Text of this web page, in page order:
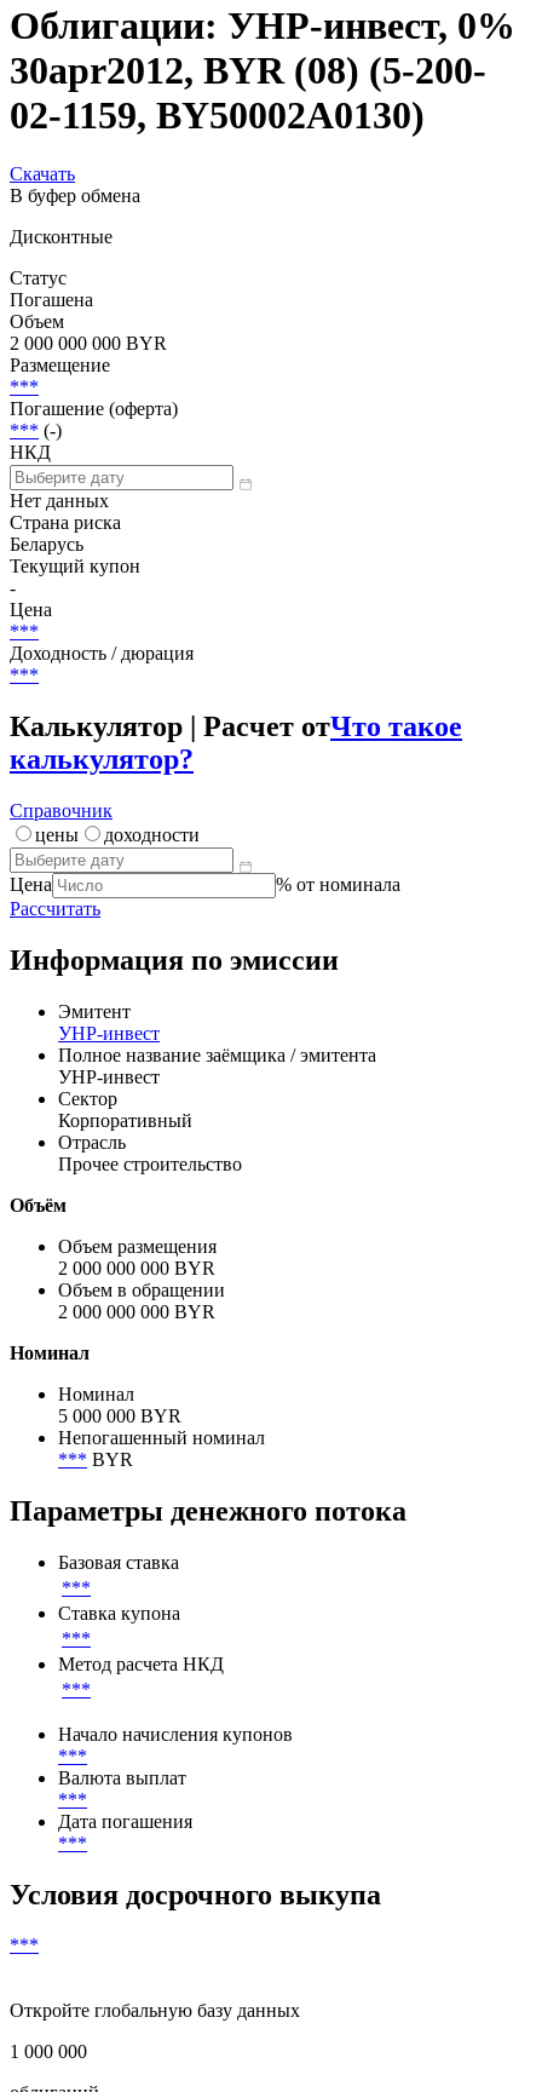
Облигации: УНР-инвест, 0%
30apr2012, BYR (08) (5-200-
02-1159, BY50002A0130)
Скачать
В буфер обмена
Дисконтные
Статус
Погашена
Объем
2 000 000 000 BYR
Размещение
***
Погашение (оферта)
*** (-)
НКД
Нет данных
Страна риска
Беларусь
Текущий купон
-
Цена
***
Доходность / дюрация
***
Калькулятор | Расчет отЧто такое
калькулятор?
Справочник
цены
доходности
Цена
% от номинала
Рассчитать
Информация по эмиссии
Эмитент
УНР-инвест
Полное название заёмщика / эмитента
УНР-инвест
Сектор
Корпоративный
Отрасль
Прочее строительство
Объём
Объем размещения
2 000 000 000 BYR
Объем в обращении
2 000 000 000 BYR
Номинал
Номинал
5 000 000 BYR
Непогашенный номинал
*** BYR
Параметры денежного потока
Базовая ставка
***
Ставка купона
***
Метод расчета НКД
***
Начало начисления купонов
***
Валюта выплат
***
Дата погашения
***
Условия досрочного выкупа
***
Откройте глобальную базу данных
1 000 000